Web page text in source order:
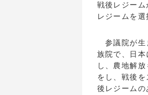
戦後レジー
レジームを選
参議院が生
族院で、日
し、農地解
をし、戦後
後レジーム